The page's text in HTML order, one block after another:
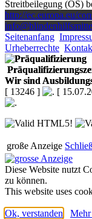
Streitbeilegung (OS)
http://ec.europa.eu/
Seitenanfang
Urheberrechte
Wir sind
[ 13246 ]
[
große Anzeige
Diese Website nutzt
zu können.
This website uses
Ok, verstanden